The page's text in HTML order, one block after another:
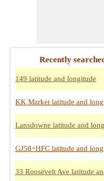
Recently
149 latitude and longitude
KK Market latitude and
Lansdowne latitude and
GJ58+HFC latitude and
33 Roosevelt Ave latitude